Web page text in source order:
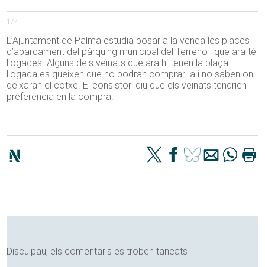
177
L’Ajuntament de Palma estudia posar a la venda les places
d’aparcament del pàrquing municipal del Terreno i que ara té
llogades. Alguns dels veïnats que ara hi tenen la plaça
llogada es queixen que no podran comprar-la i no saben on
deixaran el cotxe. El consistori diu que els veïnats tendrien
preferència en la compra.
Disculpau, els comentaris es troben tancats